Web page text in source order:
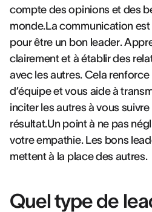
compte des opinions et des
monde.La communication
pour être un bon leader.
clairement et à établir des
avec les autres. Cela renforce
d’équipe et vous aide à
inciter les autres à vous
résultat.Un point à ne pas
votre empathie. Les bons
mettent à la place des autres.
Quel type de